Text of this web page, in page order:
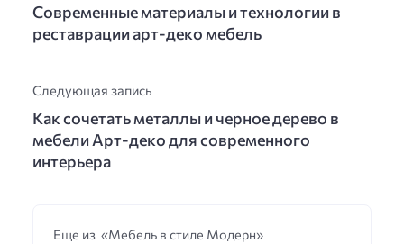
Современные материалы и технологии в
реставрации арт-деко мебель
Следующая запись
Как сочетать металлы и черное дерево в
мебели Арт-деко для современного
интерьера
Еще из «Мебель в стиле Модерн»